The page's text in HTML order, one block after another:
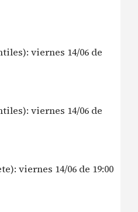
viernes 14/06 de
viernes 14/06 de
viernes 14/06 de 19:00